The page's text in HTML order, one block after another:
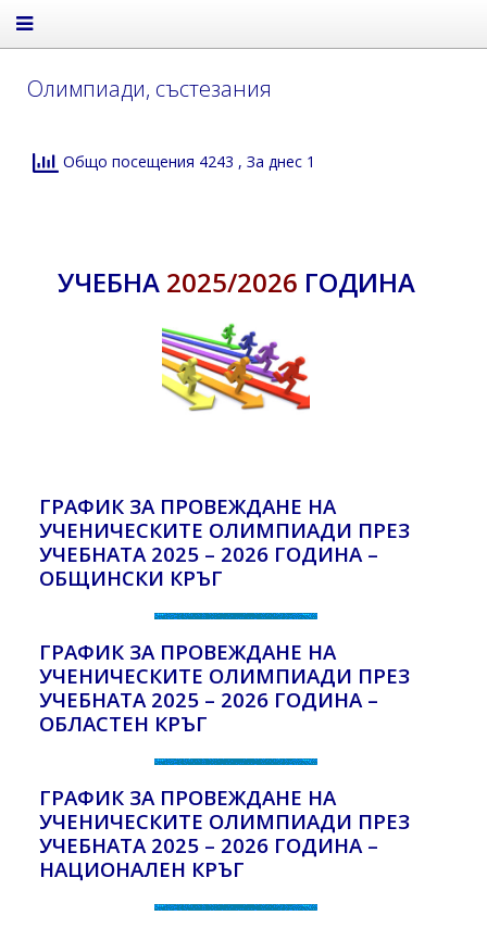
Олимпиади, състезания
Общо посещения 4243 , За днес 1
УЧЕБНА 2025/2026 ГОДИНА
ГРАФИК ЗА ПРОВЕЖДАНЕ НА
УЧЕНИЧЕСКИТЕ ОЛИМПИАДИ ПРЕЗ
УЧЕБНАТА 2025 – 2026 ГОДИНА –
ОБЩИНСКИ КРЪГ
ГРАФИК ЗА ПРОВЕЖДАНЕ НА
УЧЕНИЧЕСКИТЕ ОЛИМПИАДИ ПРЕЗ
УЧЕБНАТА 2025 – 2026 ГОДИНА –
ОБЛАСТЕН КРЪГ
ГРАФИК ЗА ПРОВЕЖДАНЕ НА
УЧЕНИЧЕСКИТЕ ОЛИМПИАДИ ПРЕЗ
УЧЕБНАТА 2025 – 2026 ГОДИНА –
НАЦИОНАЛЕН КРЪГ